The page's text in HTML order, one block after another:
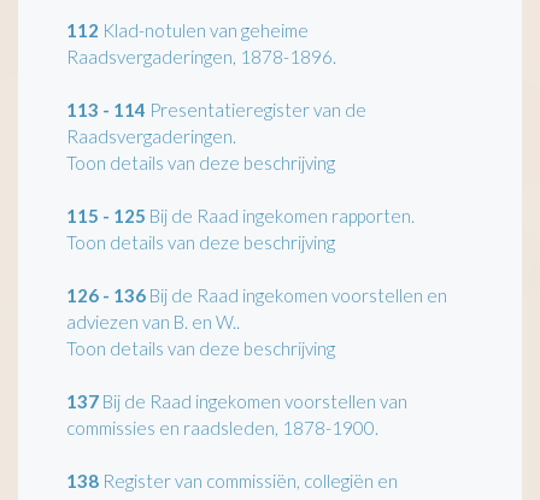
112 Klad-notulen van geheime
Raadsvergaderingen, 1878-1896.
113 - 114 Presentatieregister van de
Raadsvergaderingen.
Toon details van deze beschrijving
115 - 125 Bij de Raad ingekomen rapporten.
Toon details van deze beschrijving
126 - 136 Bij de Raad ingekomen voorstellen en
adviezen van B. en W..
Toon details van deze beschrijving
137 Bij de Raad ingekomen voorstellen van
commissies en raadsleden, 1878-1900.
138 Register van commissiën, collegiën en